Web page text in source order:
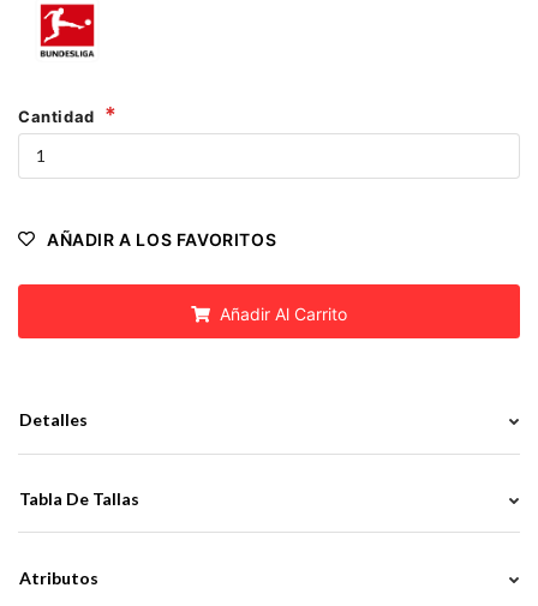
Cantidad
AÑADIR A LOS FAVORITOS
Añadir Al Carrito
Detalles
Tabla De Tallas
Atributos